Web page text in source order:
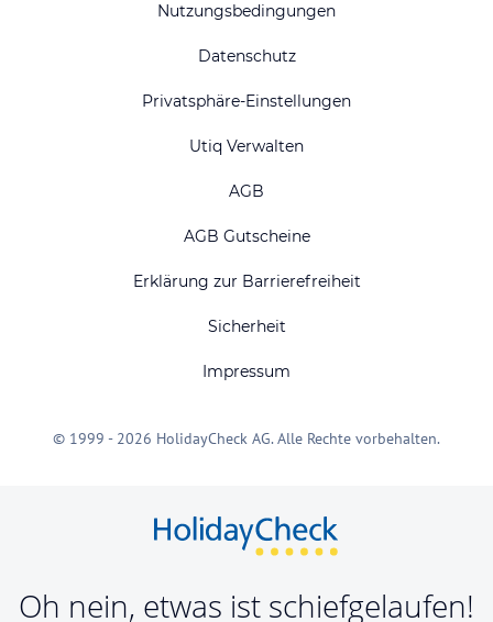
Nutzungsbedingungen
Datenschutz
Privatsphäre-Einstellungen
Utiq Verwalten
AGB
AGB Gutscheine
Erklärung zur Barrierefreiheit
Sicherheit
Impressum
© 1999 - 2026 HolidayCheck AG. Alle Rechte vorbehalten.
Oh nein, etwas ist schiefgelaufen!